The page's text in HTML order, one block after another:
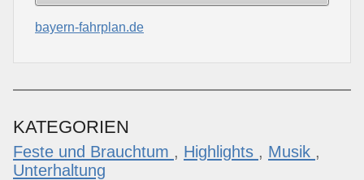
bayern-fahrplan.de
KATEGORIEN
Feste und Brauchtum , Highlights , Musik ,
Unterhaltung